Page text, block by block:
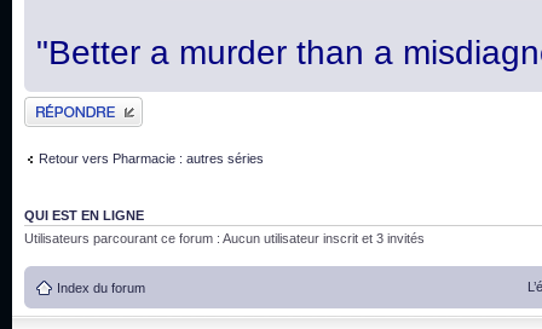
"Better a murder than a
Publier une réponse
Retour vers Pharmacie : autres séries
QUI EST EN LIGNE
Utilisateurs parcourant ce forum : Aucun utilisateur inscrit et 3 invités
Index du forum